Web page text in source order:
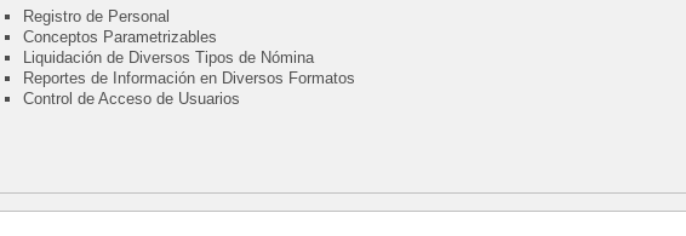
Registro de Personal
Conceptos Parametrizables
Liquidación de Diversos Tipos de Nómina
Reportes de Información en Diversos Formatos
Control de Acceso de Usuarios